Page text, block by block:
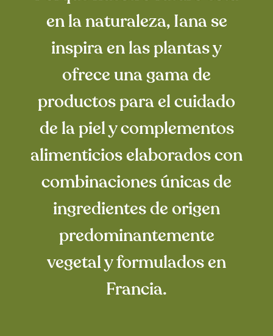
en la naturaleza, Iana se
inspira en las plantas y
ofrece una gama de
productos para el cuidado
de la piel y complementos
alimenticios elaborados con
combinaciones únicas de
ingredientes de origen
predominantemente
vegetal y formulados en
Francia.